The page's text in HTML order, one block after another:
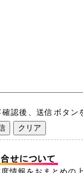
認後、送信ボタン